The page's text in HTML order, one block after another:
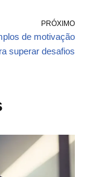
PRÓXIMO
de motivação
superar desafios